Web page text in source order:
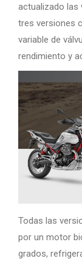
actualizado las
tres versiones
variable de
rendimiento y
Todas las
por un motor
grados,